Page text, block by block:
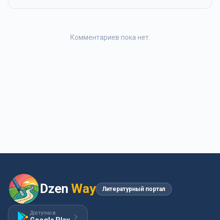
Комментариев пока нет.
Dzen Way Литературный портал
Доступно в